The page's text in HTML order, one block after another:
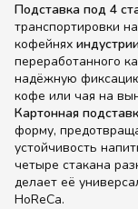
Подставка под 4
транспортировки
кофейнях
переработанного
надёжную
кофе или чая на
Картонная
форму,
устойчивость
четыре стакана
делает её
HoReCa.